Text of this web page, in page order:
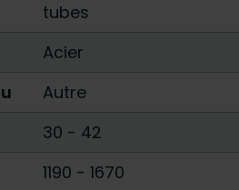
tubes
Acier
Autre
30 - 42
1190 - 1670